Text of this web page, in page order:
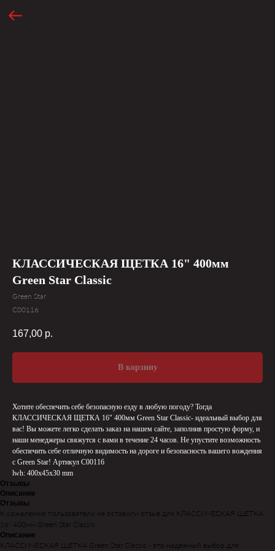
КЛАССИЧЕСКАЯ ЩЕТКА 16" 400мм
Green Star Classic
Green Star
C00116
167,00 р.
В корзину
Хотите обеспечить себе безопасную езду в любую погоду? Тогда
КЛАССИЧЕСКАЯ ЩЕТКА 16" 400мм Green Star Classic- идеальный выбор для
вас! Вы можете легко сделать заказ на нашем сайте, заполнив простую форму, и
наши менеджеры свяжутся с вами в течение 24 часов. Не упустите возможность
обеспечить себе отличную видимость на дороге и безопасность вашего вождения
с Green Star! Артикул C00116
lwh: 400x45x30 mm
Отзывы
Описание
Отзывы
К сожалению пользователи не оставили отзыв для КЛАССИЧЕСКАЯ ЩЕТКА
16" 400мм Green Star Classic
Описание
КЛАССИЧЕСКАЯ ЩЕТКА Green Star Classic - это надежный выбор для